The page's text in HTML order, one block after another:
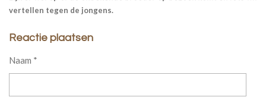
vertellen tegen de jongens.
Reactie plaatsen
Naam *